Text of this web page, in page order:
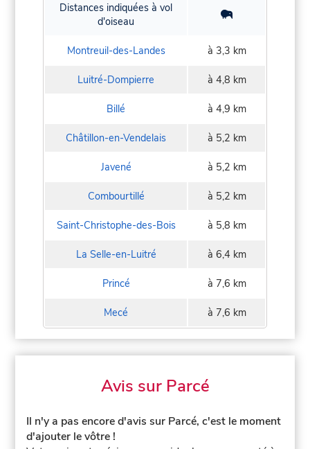
Distances indiquées à vol
d'oiseau
Montreuil-des-Landes à 3,3 km
Luitré-Dompierre à 4,8 km
Billé à 4,9 km
Châtillon-en-Vendelais à 5,2 km
Javené à 5,2 km
Combourtillé à 5,2 km
Saint-Christophe-des-Bois à 5,8 km
La Selle-en-Luitré à 6,4 km
Princé à 7,6 km
Mecé à 7,6 km
Avis sur Parcé
Il n'y a pas encore d'avis sur Parcé, c'est le moment
d'ajouter le vôtre !